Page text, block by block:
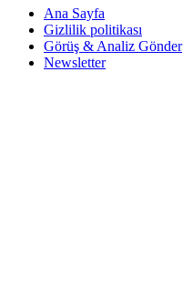
Ana Sayfa
Gizlilik politikası
Görüş & Analiz Gönder
Newsletter